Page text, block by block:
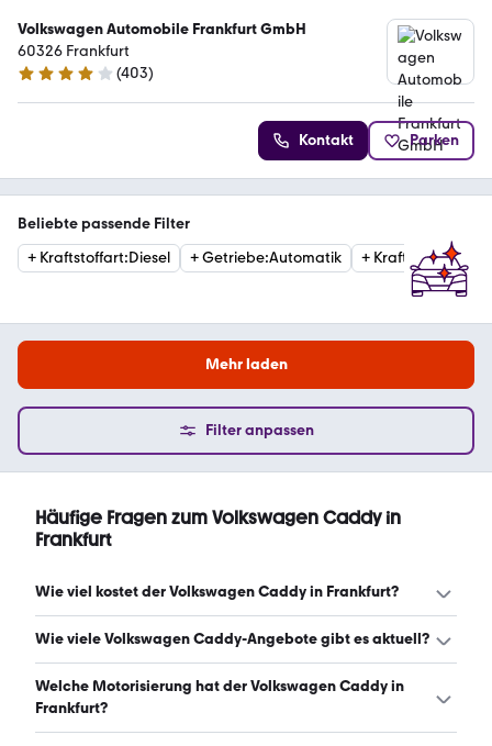
Volkswagen Automobile Frankfurt GmbH
60326 Frankfurt
4.2 Sterne
(403)
Kontakt Parken
Beliebte passende Filter
+ Kraftstoffart:Diesel +Getriebe:Automatik + Kraftstoffart:
Mehr laden
Filter anpassen
Häufige Fragen zum Volkswagen Caddy in
Frankfurt
Wie viel kostet der Volkswagen Caddy in Frankfurt?
Ein guter Preis für einen Volkswagen Caddy in Frankfurt
starten ab 276 € monatlich. (Stand: 7.8.2026)
Wie viele Volkswagen Caddy-Angebote gibt es aktuell?
Es gibt insgesamt 196 Volkswagen Caddy bei mobile.de,
davon 176 Gebraucht- und 20 Neuwagen. (Stand:
Welche Motorisierung hat der Volkswagen Caddy in
Frankfurt?